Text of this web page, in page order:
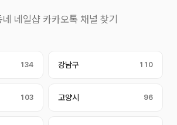
네 네일샵 카카오톡 채널 찾기
134 강남구 110
103 고양시 96